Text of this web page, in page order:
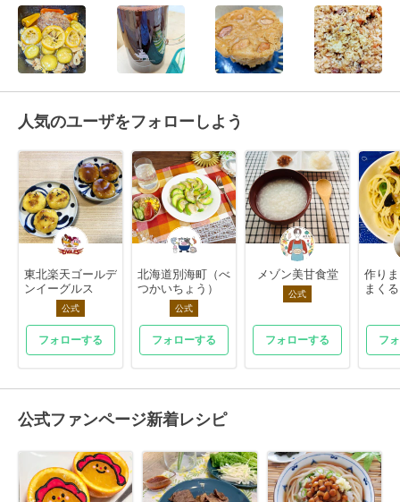
人気のユーザをフォローしよう
東北楽天ゴールデ
ンイーグルス
公式
フォローする
北海道別海町（べ
つかいちょう）
公式
フォローする
メゾン美甘食堂
公式
フォローする
作り
まくる
フ
公式ファンページ新着レシピ